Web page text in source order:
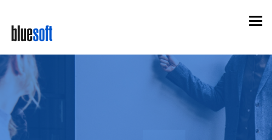
main
content